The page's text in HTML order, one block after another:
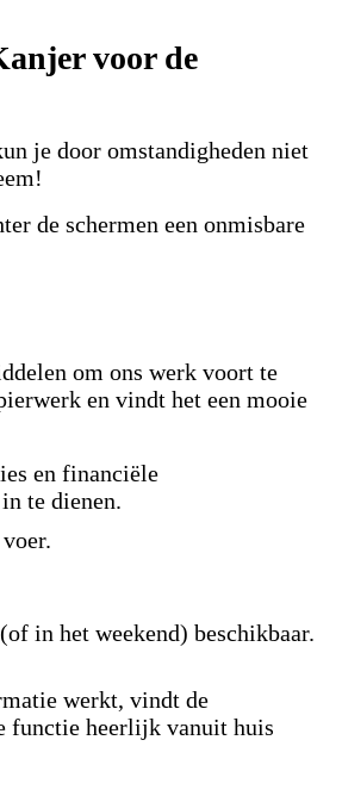
Kanjer voor de
je door omstandigheden niet
de schermen een onmisbare
om ons werk voort te
en vindt het een mooie
en financiële
te dienen.
in het weekend) beschikbaar.
werkt, vindt de
functie heerlijk vanuit huis